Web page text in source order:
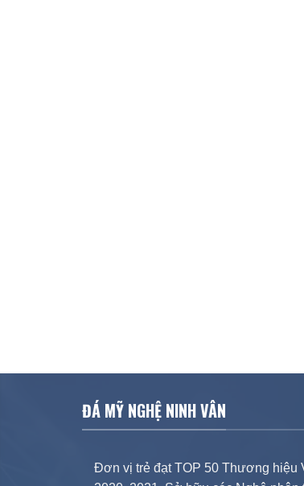
ĐÁ MỸ NGHỆ NINH VÂN
Đơn vị trẻ đạt TOP 50 Thương hiệu